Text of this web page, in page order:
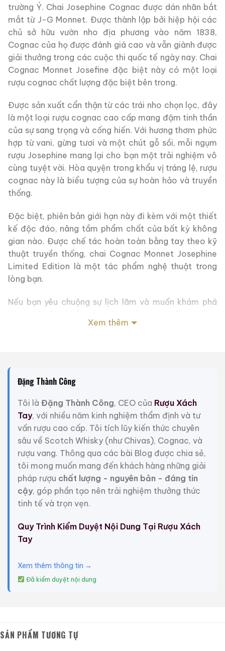
trường Ý. Chai Josephine Cognac được dán nhãn bắt
mắt từ J-G Monnet. Được thành lập bởi hiệp hội các
chủ sở hữu vườn nho địa phương vào năm 1838,
Cognac của họ được đánh giá cao và vẫn giành được
giải thưởng trong các cuộc thi quốc tế ngày nay. Chai
Cognac Monnet Josefine đặc biệt này có một loại
rượu cognac chất lượng đặc biệt bên trong.
Được sản xuất cẩn thận từ các trái nho chọn lọc, đây
là một loại rượu cognac cao cấp mang đậm tinh thần
của sự sang trọng và cống hiến. Với hương thơm phức
hợp từ vani, gừng tươi và một chút gỗ sồi, mỗi ngụm
rượu Josephine mang lại cho bạn một trải nghiệm vô
cùng tuyệt vời. Hòa quyện trong khẩu vị tráng lệ, rượu
cognac này là biểu tượng của sự hoàn hảo và truyền
thống.
Đặc biệt, phiên bản giới hạn này đi kèm với một thiết
kế độc đáo, nâng tầm phẩm chất của bất kỳ không
gian nào. Được chế tác hoàn toàn bằng tay theo kỹ
thuật truyền thống, chai Cognac Monnet Josephine
Limited Edition là một tác phẩm nghệ thuật trong
lòng bạn.
Nếu bạn yêu chuộng sự lịch lãm và muốn khám phá
những khoảnh khắc đích thực của cuộc sống, không
gì có thể vượt qua Cognac Monnet Josephine
thời gian không thể quên.
Hy vọng thông tin này sẽ giúp bạn tìm được sản phẩm
phù hợp với nhu cầu của mình. Nếu bạn cần thêm
thông tin, hãy cho tôi biết nhé!
Giới Thiệu Một Số Mẫu Rượu Trung Quốc
0,0 (0 đánh giá)
Xem thêm
Đặng Thành Công
Tôi là Đặng Thành Công, CEO của Rượu Xách
Tay, với nhiều năm kinh nghiệm thẩm định và tư
vấn rượu cao cấp. Tôi tích lũy kiến thức chuyên
sâu về Scotch Whisky (như Chivas), Cognac, và
rượu vang. Thông qua các bài Blog được chia sẻ,
tôi mong muốn mang đến khách hàng những giải
pháp rượu chất lượng - nguyên bản - đáng tin
cậy, góp phần tạo nên trải nghiệm thưởng thức
tinh tế và trọn vẹn.
Quy Trình Kiểm Duyệt Nội Dung Tại Rượu Xách
Tay
Xem thêm thông tin →
Đã kiểm duyệt nội dung
SẢN PHẨM TƯƠNG TỰ